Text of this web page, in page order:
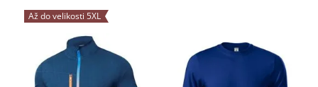
Až do velikosti 5XL